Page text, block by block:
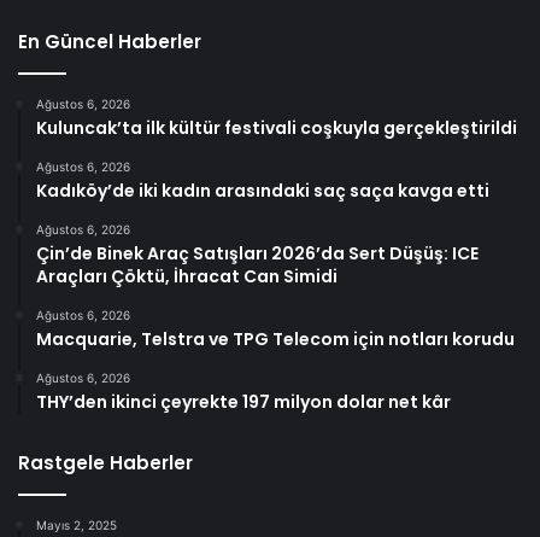
En Güncel Haberler
Ağustos 6, 2026
Kuluncak’ta ilk kültür festivali coşkuyla gerçekleştirildi
Ağustos 6, 2026
Kadıköy’de iki kadın arasındaki saç saça kavga etti
Ağustos 6, 2026
Çin’de Binek Araç Satışları 2026’da Sert Düşüş: ICE
Araçları Çöktü, İhracat Can Simidi
Ağustos 6, 2026
Macquarie, Telstra ve TPG Telecom için notları korudu
Ağustos 6, 2026
THY’den ikinci çeyrekte 197 milyon dolar net kâr
Rastgele Haberler
Mayıs 2, 2025